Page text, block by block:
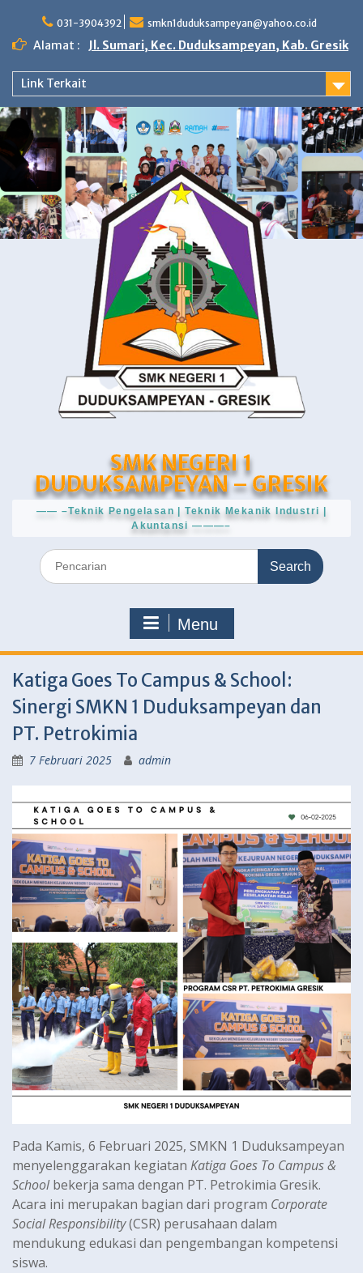
content
031-3904392 smkn1duduksampeyan@yahoo.co.id
Alamat : Jl. Sumari, Kec. Duduksampeyan, Kab. Gresik
Link Terkait
SMK NEGERI 1
DUDUKSAMPEYAN – GRESIK
—— –Teknik Pengelasan | Teknik Mekanik Industri |
Akuntansi ———–
Search
for:
Menu
Katiga Goes To Campus & School:
Sinergi SMKN 1 Duduksampeyan dan
PT. Petrokimia
7 Februari 2025 admin
Pada Kamis, 6 Februari 2025, SMKN 1 Duduksampeyan
menyelenggarakan kegiatan Katiga Goes To Campus &
Schoolbekerja sama dengan PT. Petrokimia Gresik.
Acara ini merupakan bagian dari program Corporate
Social Responsibility(CSR) perusahaan dalam
mendukung edukasi dan pengembangan kompetensi
siswa.